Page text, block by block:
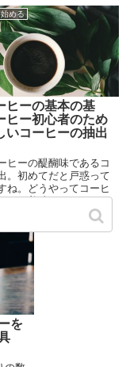
わないのですが、少し
理解を深めることで、
いコーヒーに出会える
ります。
める
ヒーの基本の基
ヒー初心者のため
いコーヒーの抽出
ヒーの醍醐味であるコ
。初めてだと戸惑って
ね。どうやってコーヒ
えば美味しいコーヒー
でしょうか？様々な抽
りますが、まずは基本
始めましょう。
を